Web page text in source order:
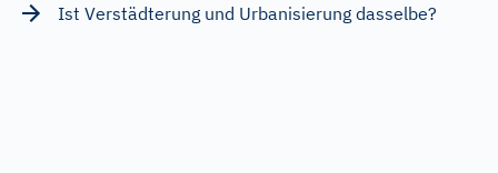
Ist Verstädterung und Urbanisierung dasselbe?